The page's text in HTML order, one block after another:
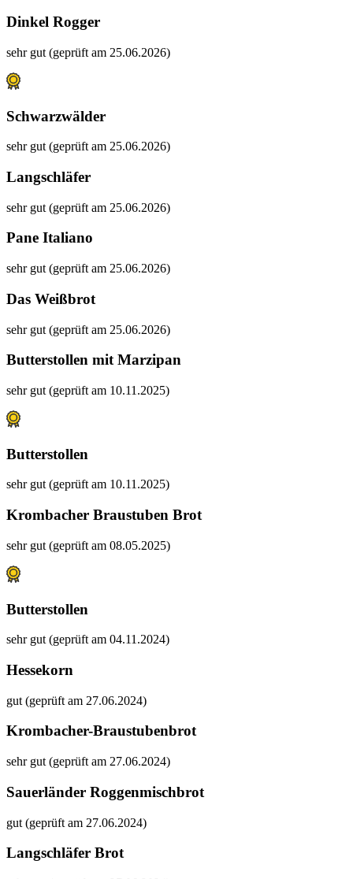
Dinkel Rogger
sehr gut (geprüft am 25.06.2026)
Schwarzwälder
sehr gut (geprüft am 25.06.2026)
Langschläfer
sehr gut (geprüft am 25.06.2026)
Pane Italiano
sehr gut (geprüft am 25.06.2026)
Das Weißbrot
sehr gut (geprüft am 25.06.2026)
Butterstollen mit Marzipan
sehr gut (geprüft am 10.11.2025)
Butterstollen
sehr gut (geprüft am 10.11.2025)
Krombacher Braustuben Brot
sehr gut (geprüft am 08.05.2025)
Butterstollen
sehr gut (geprüft am 04.11.2024)
Hessekorn
gut (geprüft am 27.06.2024)
Krombacher-Braustubenbrot
sehr gut (geprüft am 27.06.2024)
Sauerländer Roggenmischbrot
gut (geprüft am 27.06.2024)
Langschläfer Brot